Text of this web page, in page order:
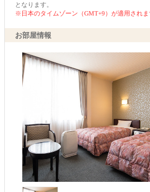
となります。
※日本のタイムゾーン（GMT+9）が適用されま
お部屋情報